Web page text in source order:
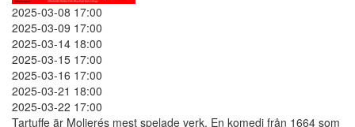
2025-03-08 17:00
2025-03-09 17:00
2025-03-14 18:00
2025-03-15 17:00
2025-03-16 17:00
2025-03-21 18:00
2025-03-22 17:00
Tartuffe är Molierés mest spelade verk. En komedi från 1664 som